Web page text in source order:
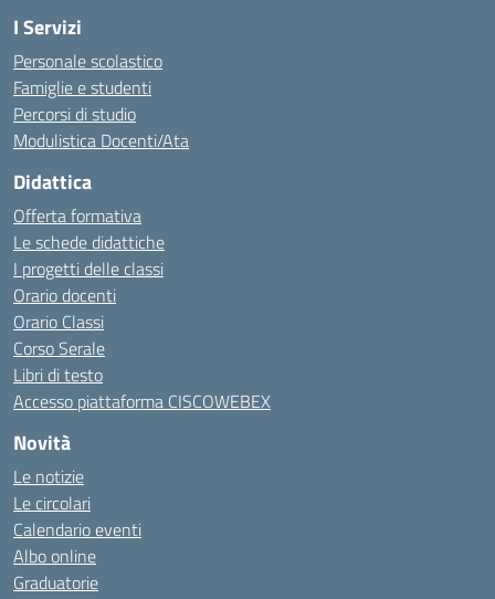
I Servizi
Personale scolastico
Famiglie e studenti
Percorsi di studio
Modulistica Docenti/Ata
Didattica
Offerta formativa
Le schede didattiche
I progetti delle classi
Orario docenti
Orario Classi
Corso Serale
Libri di testo
Accesso piattaforma CISCOWEBEX
Novità
Le notizie
Le circolari
Calendario eventi
Albo online
Graduatorie